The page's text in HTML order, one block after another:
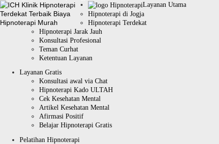
Layanan Utama
Hipnoterapi di Jogja
Hipnoterapi Terdekat
Hipnoterapi Jarak Jauh
Konsultasi Profesional
Teman Curhat
Ketentuan Layanan
Layanan Gratis
Konsultasi awal via Chat
Hipnoterapi Kado ULTAH
Cek Kesehatan Mental
Artikel Kesehatan Mental
Afirmasi Positif
Belajar Hipnoterapi Gratis
Pelatihan Hipnoterapi